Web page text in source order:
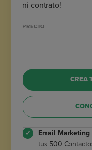
ni contrato!
PRECIO
CREA
Email
tus 500